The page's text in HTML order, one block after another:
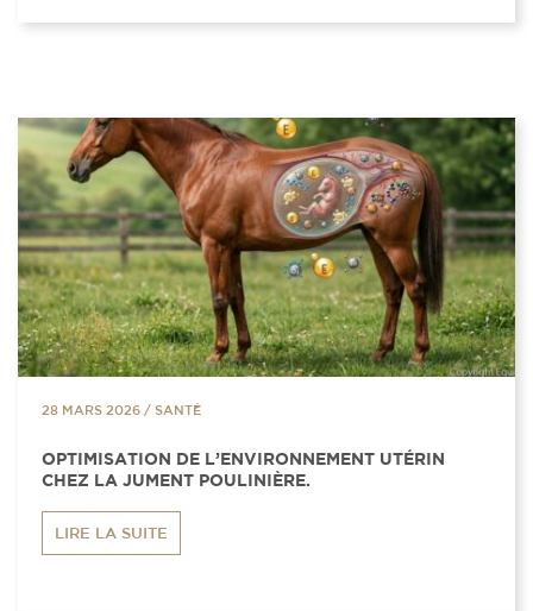
28 MARS 2026 / SANTÉ
OPTIMISATION DE L’ENVIRONNEMENT UTÉRIN
CHEZ LA JUMENT POULINIÈRE.
LIRE LA SUITE